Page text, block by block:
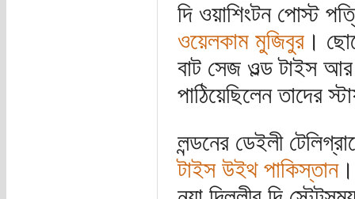
দি ওয়াশিংটন পোস্ট
ওয়েলকাম মুজিবুর।
বাট সেজ ওল্ড টাইস আর
পাঠিয়েছিলেন তাদের
লন্ডনের ডেইলী
টাইস উইথ পাকিস্তান।